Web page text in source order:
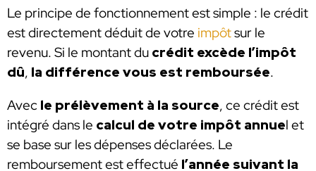
Le principe de fonctionnement est simple : le crédit
est directement déduit de votre impôtsur le
revenu. Si le montant du crédit excède l’impôt
dû, la différence vous est remboursée.
Avec le prélèvement à la source, ce crédit est
intégré dans le calcul de votre impôt annuel et
se base sur les dépenses déclarées. Le
remboursement est effectué l’année suivant la